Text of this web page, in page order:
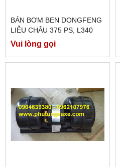
BÁN BƠM BEN DONGFENG
LIỄU CHÂU 375 PS, L340
PS, L300PS,
Vui lòng gọi